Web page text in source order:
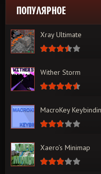
ПОПУЛЯРНОЕ
Xray Ultimate
Wither Storm
MacroKey
Xaero’s Minimap